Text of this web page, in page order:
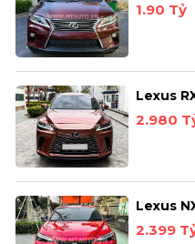
1.90 Tỷ
Lexus
2.980
Lexus
2.399